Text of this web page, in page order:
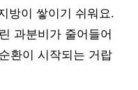
방이 쌓이기 쉬워요.
과분비가 줄어들어
환이 시작되는 거랍